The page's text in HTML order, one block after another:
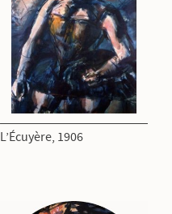
L’Écuyère, 1906